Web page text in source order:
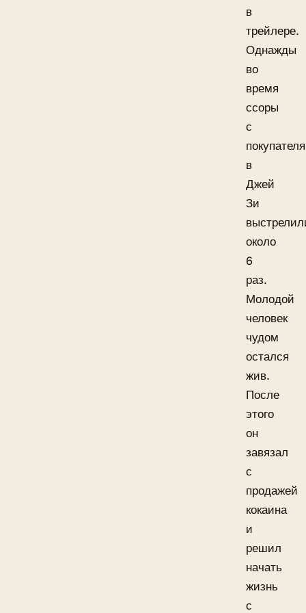
в
трейлере.
Однажды
во
время
ссоры
с
в
Джей
Зи
около
6
раз.
Молодой
человек
чудом
остался
жив.
После
этого
он
завязал
с
продажей
кокаина
и
решил
начать
жизнь
с